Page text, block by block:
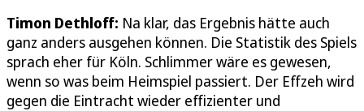
Timon Dethloff: Na klar, das Ergebnis hätte auch
ganz anders ausgehen können. Die Statistik des Spiels
sprach eher für Köln. Schlimmer wäre es gewesen,
wenn so was beim Heimspiel passiert. Der Effzeh wird
gegen die Eintracht wieder effizienter und